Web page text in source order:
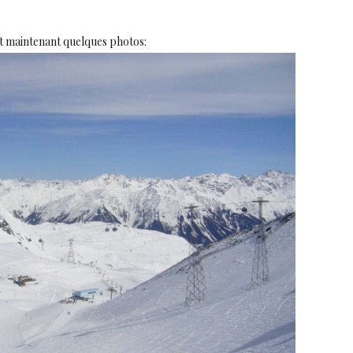
maintenant quelques photos: